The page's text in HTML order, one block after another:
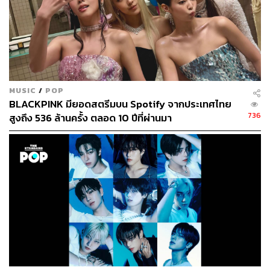
MUSIC / POP
BLACKPINK มียอดสตรีมบน Spotify จากประเทศไทย
สูงถึง 536 ล้านครั้ง ตลอด 10 ปีที่ผ่านมา
736